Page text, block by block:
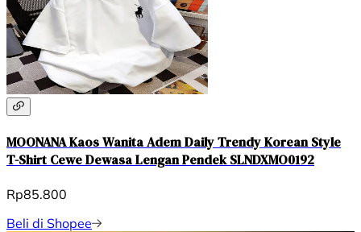
MOONANA Kaos Wanita Adem Daily Trendy Korean Style
T-Shirt Cewe Dewasa Lengan Pendek SLNDXMO0192
Rp85.800
Beli di Shopee